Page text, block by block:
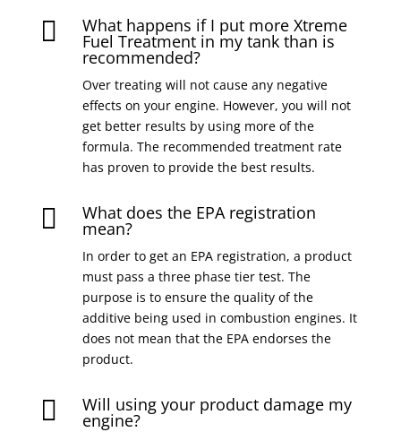
 What happens if I put more Xtreme
Fuel Treatment in my tank than is
recommended?
Over treating will not cause any negative
effects on your engine. However, you will not
get better results by using more of the
formula. The recommended treatment rate
has proven to provide the best results.
 What does the EPA registration
mean?
In order to get an EPA registration, a product
must pass a three phase tier test. The
purpose is to ensure the quality of the
additive being used in combustion engines. It
does not mean that the EPA endorses the
product.
 Will using your product damage my
engine?